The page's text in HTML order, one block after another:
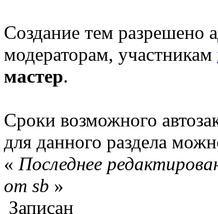
Создание тем разрешено
модераторам, участникам
мастер.
Сроки возможного
для данного раздела
« Последнее
от sb »
Записан